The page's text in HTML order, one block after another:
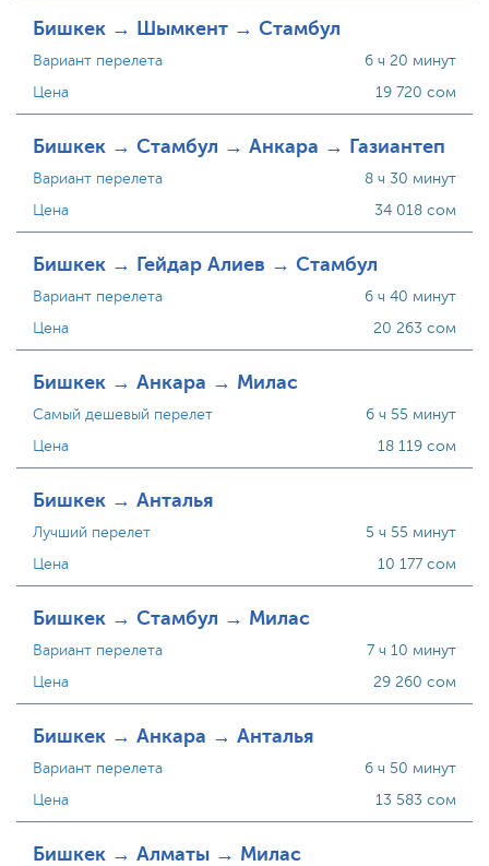
Бишкек → Шымкент → Стамбул
Вариант перелета
Цена
6 ч 20 минут
19 720 сом
Бишкек → Стамбул → Анкара → Газиантеп
Вариант перелета
Цена
8 ч 30 минут
34 018 сом
Бишкек → Гейдар Алиев → Стамбул
Вариант перелета
Цена
6 ч 40 минут
20 263 сом
Бишкек → Анкара → Милас
Самый дешевый перелет
Цена
6 ч 55 минут
18 119 сом
Бишкек → Анталья
Лучший перелет
Цена
5 ч 55 минут
10 177 сом
Бишкек → Стамбул → Милас
Вариант перелета
Цена
7 ч 10 минут
29 260 сом
Бишкек → Анкара → Анталья
Вариант перелета
Цена
6 ч 50 минут
13 583 сом
Бишкек → Алматы → Милас